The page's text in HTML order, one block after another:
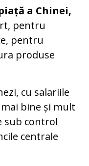
a Chinei,
pentru
pentru
produse
cu salariile
bine și mult
sub control
centrale